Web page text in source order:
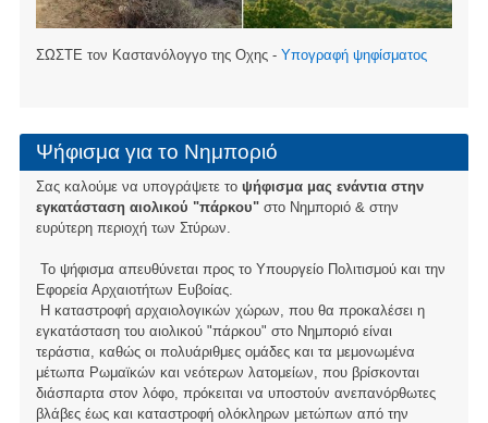
ΣΩΣΤΕ τον Καστανόλογγο της Οχης - Υπογραφή ψηφίσματος
Ψήφισμα για το Νημποριό
Σας καλούμε να υπογράψετε το ψήφισμα μας ενάντια στην
εγκατάσταση αιολικού "πάρκου"στο Νημποριό & στην
ευρύτερη περιοχή των Στύρων.
Το ψήφισμα απευθύνεται προς το Υπουργείο Πολιτισμού και την
Εφορεία Αρχαιοτήτων Ευβοίας.
Η καταστροφή αρχαιολογικών χώρων, που θα προκαλέσει η
εγκατάσταση του αιολικού "πάρκου" στο Νημποριό είναι
τεράστια, καθώς οι πολυάριθμες ομάδες και τα μεμονωμένα
μέτωπα Ρωμαϊκών και νεότερων λατομείων, που βρίσκονται
διάσπαρτα στον λόφο, πρόκειται να υποστούν ανεπανόρθωτες
βλάβες έως και καταστροφή ολόκληρων μετώπων από την